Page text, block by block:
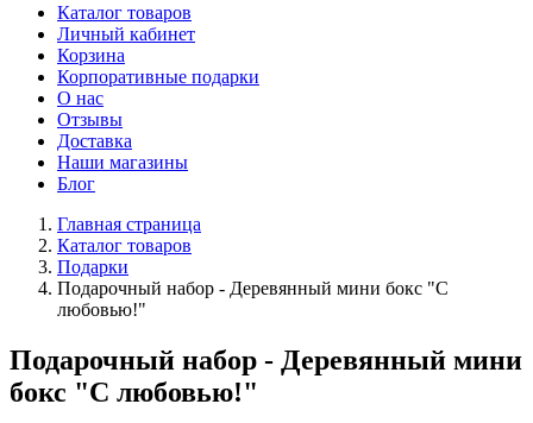
Каталог товаров
Личный кабинет
Корзина
Корпоративные подарки
О нас
Отзывы
Доставка
Наши магазины
Блог
Главная страница
Каталог товаров
Подарки
Подарочный набор - Деревянный мини бокс "С
любовью!"
Подарочный набор - Деревянный мини
бокс "С любовью!"